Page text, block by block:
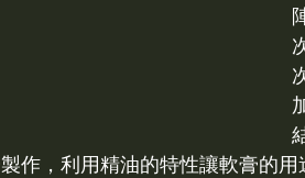
作，利用精油的特性讓軟膏的